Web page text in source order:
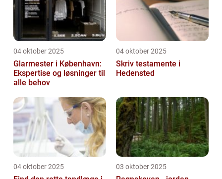
04 oktober 2025
Glarmester i København:
Ekspertise og løsninger til
alle behov
04 oktober 2025
Skriv testamente i
Hedensted
04 oktober 2025 03 oktober 2025